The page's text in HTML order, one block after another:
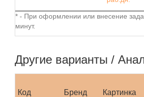
* - При оформлении или внесение
минут.
Другие варианты /
Код Бренд Картинка